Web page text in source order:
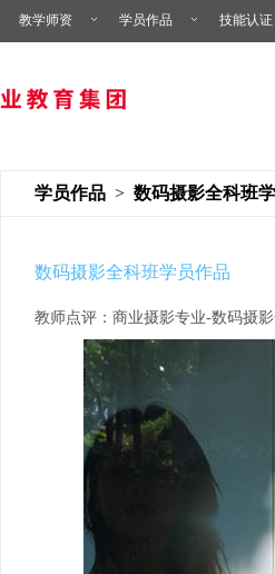
教学师资 学员作品 技能认证
学员作品 > 数码摄影全科班
数码摄影全科班学员作品
教师点评：商业摄影专业-数码摄